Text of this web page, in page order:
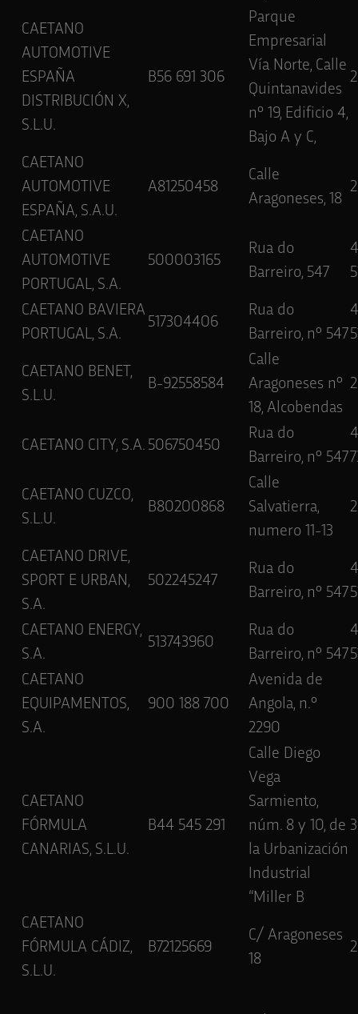
CAETANO
AUTOMOTIVE
ESPAÑA
DISTRIBUCIÓN X,
S.L.U.
B56 691 306
Parque
Empresarial
Vía Norte, Calle
Quintanavides
nº 19, Edificio 4,
Bajo A y C,
CAETANO
AUTOMOTIVE
ESPAÑA, S.A.U.
A81250458
Calle
Aragoneses, 18
CAETANO
AUTOMOTIVE
PORTUGAL, S.A.
500003165
Rua do
Barreiro, 547
CAETANO BAVIERA
PORTUGAL, S.A.
517304406
Rua do
Barreiro, nº 547
CAETANO BENET,
S.L.U.
B-92558584
Calle
Aragoneses nº
18, Alcobendas
CAETANO CITY, S.A. 506750450
Rua do
Barreiro, nº 547
CAETANO CUZCO,
S.L.U.
B80200868
Calle
Salvatierra,
numero 11-13
CAETANO DRIVE,
SPORT E URBAN,
S.A.
502245247
Rua do
Barreiro, nº 547
CAETANO ENERGY,
S.A.
513743960
Rua do
Barreiro, nº 547
CAETANO
EQUIPAMENTOS,
S.A.
900 188 700
Avenida de
Angola, n.º
2290
CAETANO
FÓRMULA
CANARIAS, S.L.U.
B44 545 291
Calle Diego
Vega
Sarmiento,
núm. 8 y 10, de
la Urbanización
Industrial
“Miller B
CAETANO
FÓRMULA CÁDIZ,
S.L.U.
B72125669
C/ Aragoneses
18